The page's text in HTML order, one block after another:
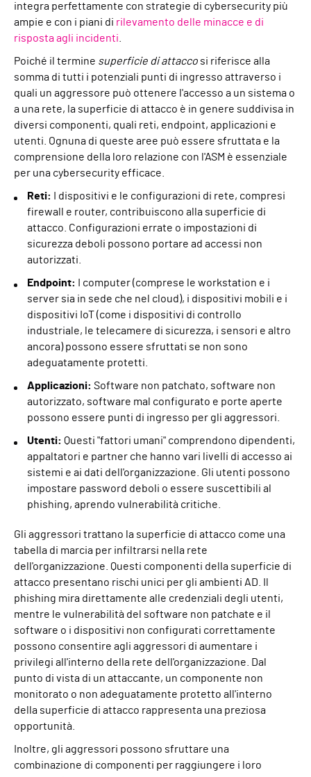
integra perfettamente con strategie di cybersecurity più
ampie e con i piani di rilevamento delle minacce e di
risposta agli incidenti
Poiché il termine superficie di attacco si riferisce alla
somma di tutti i potenziali punti di ingresso attraverso i
quali un aggressore può ottenere l'accesso a un sistema o
a una rete, la superficie di attacco è in genere suddivisa in
diversi componenti, quali reti, endpoint, applicazioni e
utenti. Ognuna di queste aree può essere sfruttata e la
comprensione della loro relazione con l'ASM è essenziale
per una cybersecurity efficace.
Reti:
I dispositivi e le configurazioni di rete, compresi
firewall e router, contribuiscono alla superficie di
attacco. Configurazioni errate o impostazioni di
sicurezza deboli possono portare ad accessi non
autorizzati.
Endpoint:
I computer (comprese le workstation e i
server sia in sede che nel cloud), i dispositivi mobili e i
dispositivi IoT (come i dispositivi di controllo
industriale, le telecamere di sicurezza, i sensori e altro
ancora) possono essere sfruttati se non sono
adeguatamente protetti.
Applicazioni: Software non patchato, software non
autorizzato, software mal configurato e porte aperte
possono essere punti di ingresso per gli aggressori.
Utenti: Questi "fattori umani" comprendono dipendenti,
appaltatori e partner che hanno vari livelli di accesso ai
sistemi e ai dati dell'organizzazione. Gli utenti possono
impostare password deboli o essere suscettibili al
phishing, aprendo vulnerabilità critiche.
Gli aggressori trattano la superficie di attacco come una
tabella di marcia per infiltrarsi nella rete
dell'organizzazione. Questi componenti della superficie di
attacco presentano rischi unici per gli ambienti AD. Il
phishing mira direttamente alle credenziali degli utenti,
mentre le vulnerabilità del software non patchate e il
software o i dispositivi non configurati correttamente
possono consentire agli aggressori di aumentare i
privilegi all'interno della rete dell'organizzazione. Dal
punto di vista di un attaccante, un componente non
monitorato o non adeguatamente protetto all'interno
della superficie di attacco rappresenta una preziosa
opportunità.
Inoltre, gli aggressori possono sfruttare una
combinazione di componenti per raggiungere i loro